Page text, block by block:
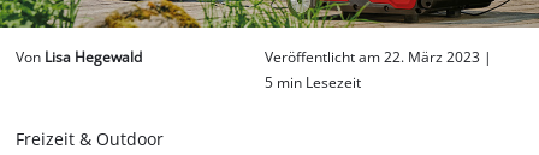
Deutsch
DEDeutsch
Von Lisa Hegewald
Veröffentlicht am 22. März 2023 |
5 min Lesezeit
Freizeit & Outdoor